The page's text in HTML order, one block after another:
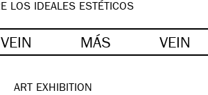
LOS IDEALES ESTÉTICOS
VEIN MÁS VEIN
ART EXHIBITION